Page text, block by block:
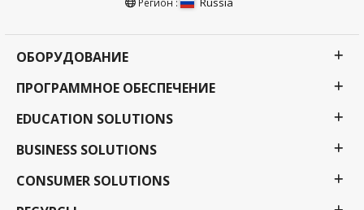
Регион :
ОБОРУДОВАНИЕ
ПРОГРАММНОЕ ОБЕСПЕЧЕНИЕ
EDUCATION SOLUTIONS
BUSINESS SOLUTIONS
CONSUMER SOLUTIONS